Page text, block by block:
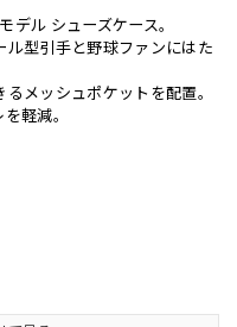
デル シューズケース。
型引手と野球ファンにはた
メッシュポケットを配置。
軽減。